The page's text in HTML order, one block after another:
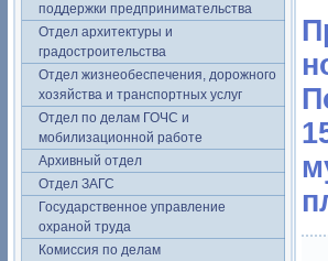
поддержки предпринимательства
Отдел архитектуры и
градостроительства
Отдел жизнеобеспечения, дорожного
хозяйства и транспортных услуг
Отдел по делам ГОЧС и
мобилизационной работе
Архивный отдел
Отдел ЗАГС
Государственное управление
охраной труда
Комиссия по делам